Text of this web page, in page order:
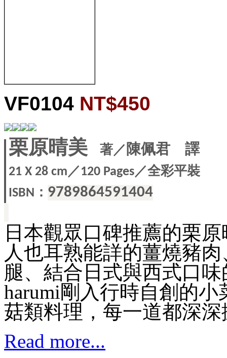
VF0104 NT$450
栗原晴美 著／ 陳佩君 譯
21 X 28 cm／120 Pages／全彩平裝
ISBN ： 9789864591404
日本觀眾口碑推薦的栗
人也耳熟能詳的薑燒豬
腿、結合日式與西式口
harumi剛入行時自創的
菇類料理，每一道都深
Read more...